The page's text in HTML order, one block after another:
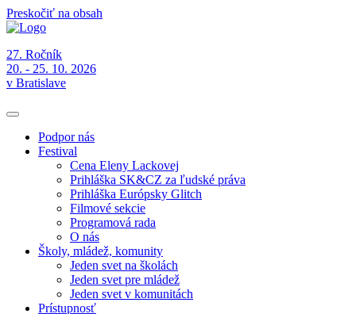
Preskočiť na obsah
27. Ročník
20. - 25. 10. 2026
v Bratislave
Podpor nás
Festival
Cena Eleny Lackovej
Prihláška SK&CZ za ľudské práva
Prihláška Európsky Glitch
Filmové sekcie
Programová rada
O nás
Školy, mládež, komunity
Jeden svet na školách
Jeden svet pre mládež
Jeden svet v komunitách
Prístupnosť